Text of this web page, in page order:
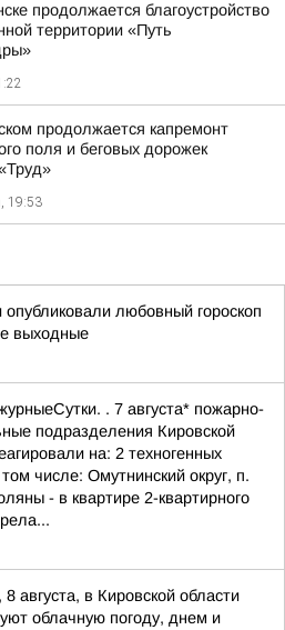
продолжается благоустройство
территории «Путь
продолжается капремонт
поля и беговых дорожек
19:53
опубликовали любовный гороскоп
выходные
. 7 августа* пожарно-
подразделения Кировской
на: 2 техногенных
числе: Омутнинский округ, п.
- в квартире 2-квартирного
8 августа, в Кировской области
облачную погоду, днем и